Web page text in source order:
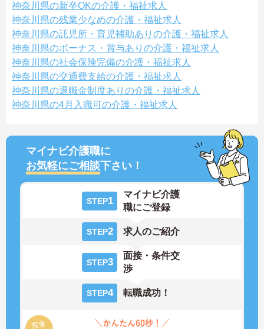
神奈川県の新卒OKの介護・福祉求人
神奈川県の残業少なめの介護・福祉求人
神奈川県の託児所・育児補助ありの介護・福祉求人
神奈川県のボーナス・賞与ありの介護・福祉求人
神奈川県の社会保険完備の介護・福祉求人
神奈川県の交通費支給の介護・福祉求人
神奈川県の退職金制度ありの介護・福祉求人
神奈川県の4月入職可の介護・福祉求人
マイナビ介護職に
お気軽にご相談下さい！
STEP1
マイナビ介護
職にご登録
STEP2 求人のご紹介
STEP3
面接・条件交
渉
STEP4 転職成功！